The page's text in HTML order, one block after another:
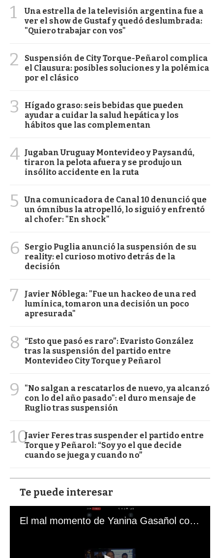
1
Una estrella de la televisión argentina fue a
ver el show de Gustaf y quedó deslumbrada:
"Quiero trabajar con vos"
2
Suspensión de City Torque-Peñarol complica
el Clausura: posibles soluciones y la polémica
por el clásico
3
Hígado graso: seis bebidas que pueden
ayudar a cuidar la salud hepática y los
hábitos que las complementan
4 Jugaban Uruguay Montevideo y Paysandú,
tiraron la pelota afuera y se produjo un
insólito accidente en la ruta
5
Una comunicadora de Canal 10 denunció que
un ómnibus la atropelló, lo siguió y enfrentó
al chofer: "En shock"
6
Sergio Puglia anunció la suspensión de su
reality: el curioso motivo detrás de la
decisión
7
Javier Nóblega: "Fue un hackeo de una red
lumínica, tomaron una decisión un poco
apresurada"
8
“Esto que pasó es raro”: Evaristo González
tras la suspensión del partido entre
Montevideo City Torque y Peñarol
9
"No salgan a rescatarlos de nuevo, ya alcanzó
con lo del año pasado": el duro mensaje de
Ruglio tras suspensión
10Javier Feres tras suspender el partido entre
Torque y Peñarol: “Soy yo el que decide
cuando se juega y cuando no”
Te puede interesar
El mal momento de Yanina Gasañol con un hincha argentino en "Subrayado"